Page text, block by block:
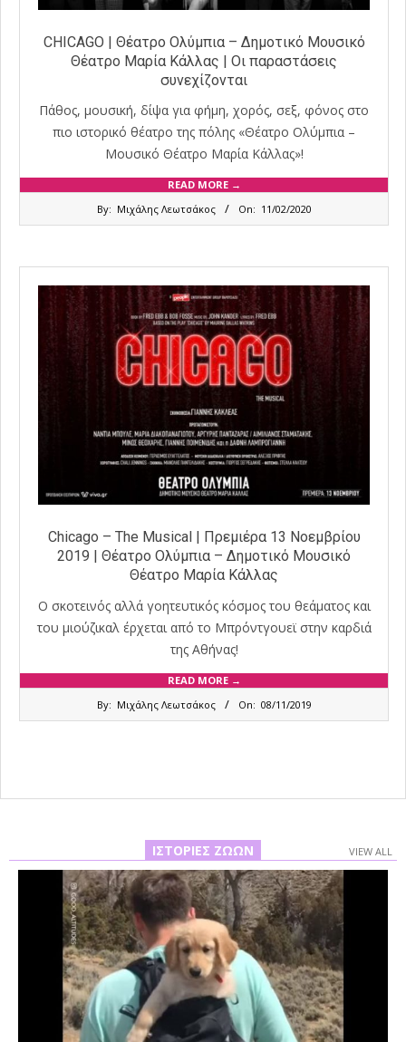
CHICAGO | Θέατρο Ολύμπια – Δημοτικό Μουσικό
Θέατρο Μαρία Κάλλας | Οι παραστάσεις
συνεχίζονται
Πάθος, μουσική, δίψα για φήμη, χορός, σεξ, φόνος στο
πιο ιστορικό θέατρο της πόλης «Θέατρο Ολύμπια –
Μουσικό Θέατρο Μαρία Κάλλας»!
READ MORE →
By: Μιχάλης Λεωτσάκος On: 11/02/2020
Chicago – The Musical | Πρεμιέρα 13 Νοεμβρίου
2019 | Θέατρο Ολύμπια – Δημοτικό Μουσικό
Θέατρο Μαρία Κάλλας
Ο σκοτεινός αλλά γοητευτικός κόσμος του θεάματος και
του μιούζικαλ έρχεται από το Μπρόντγουεϊ στην καρδιά
της Αθήνας!
READ MORE →
By: Μιχάλης Λεωτσάκος On: 08/11/2019
ΙΣΤΟΡΊΕΣ ΖΏΩΝ VIEW ALL